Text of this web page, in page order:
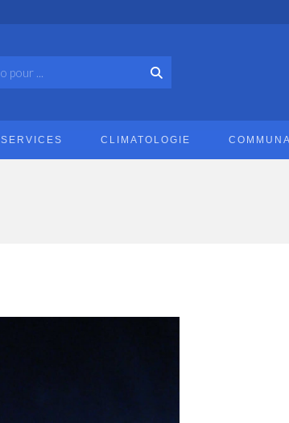
SERVICES CLIMATOLOGIE